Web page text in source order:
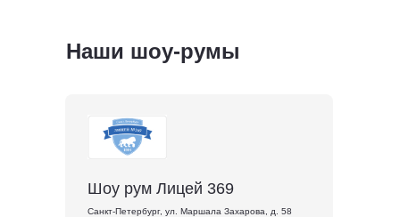
Наши шоу-румы
Шоу рум Лицей 369
Санкт-Петербург, ул. Маршала Захарова, д. 58